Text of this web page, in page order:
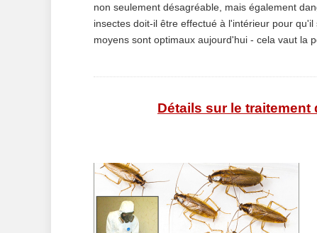
non seulement désagréable, mais également
insectes doit-il être effectué à l'intérieur pour
moyens sont optimaux aujourd'hui - cela vaut la
Détails sur le